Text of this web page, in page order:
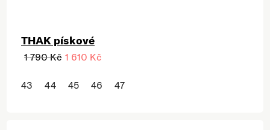
THAK pískové
1 790 Kč 1 610 Kč
43 44 45 46 47